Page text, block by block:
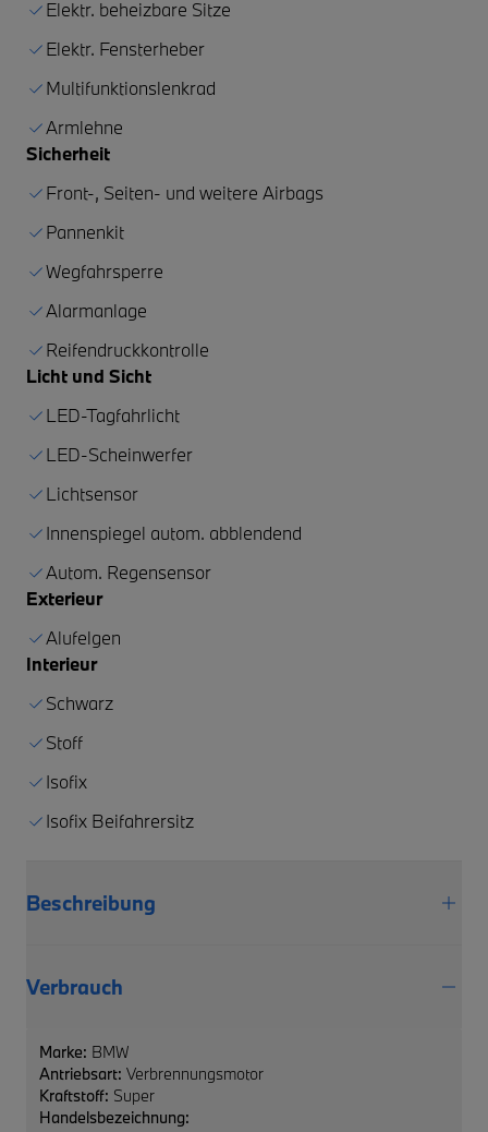
Elektr. beheizbare Sitze
Elektr. Fensterheber
Multifunktionslenkrad
Armlehne
Sicherheit
Front-, Seiten- und weitere Airbags
Pannenkit
Wegfahrsperre
Alarmanlage
Reifendruckkontrolle
Licht und Sicht
LED-Tagfahrlicht
LED-Scheinwerfer
Lichtsensor
Innenspiegel autom. abblendend
Autom. Regensensor
Exterieur
Alufelgen
Interieur
Schwarz
Stoff
Isofix
Isofix Beifahrersitz
Beschreibung
Verbrauch
Marke: BMW
Antriebsart: Verbrennungsmotor
Kraftstoff: Super
Handelsbezeichnung: